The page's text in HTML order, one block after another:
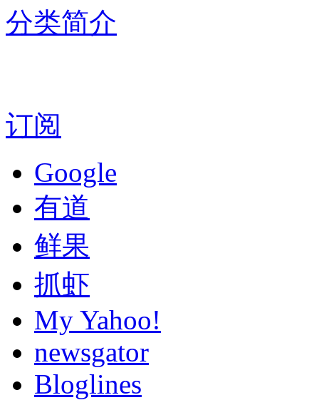
分类简介
订阅
Google
有道
鲜果
抓虾
My Yahoo!
newsgator
Bloglines